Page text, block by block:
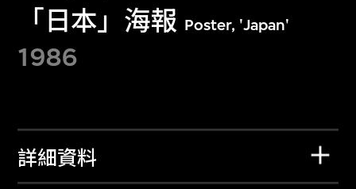
「日本」海報 Poster, 'Japan'
1986
詳細資料